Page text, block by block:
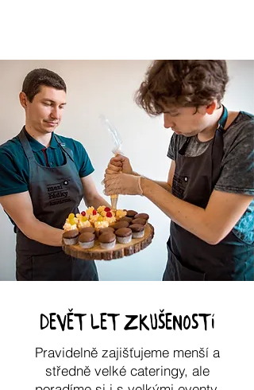
devět let zkušeností
Pravidelně zajišťujeme menší a
středně velké cateringy, ale